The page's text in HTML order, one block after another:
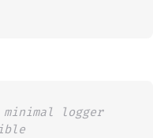
logger